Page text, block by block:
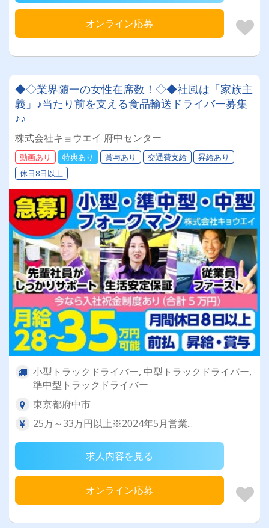
オンライン応募
◆◇業界随一の女性在席数！◇◆社風は「家族主
義」♪当たり前を支える食品輸送ドライバー募集
♪♪
株式会社キョウエイ 府中センター
動画あり 特典あり 賞与あり 交通費支給
昇給あり
休日8日以上
小型トラックドライバー, 中型トラックドライバー,
準中型トラックドライバー
東京都府中市
25万～33万円以上※2024年5月営業...
求人内容を見る
オンライン応募